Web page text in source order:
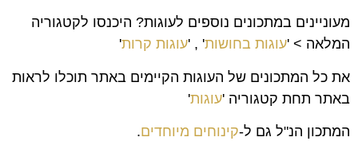
מעוניינים במתכונים נוספים לעוגות? היכנסו לקטגוריה
המלאה > 'עוגות בחושות' , 'עוגות קרות'
את כל המתכונים של העוגות הקיימים באתר תוכלו לראות
באתר תחת קטגוריה 'עוגות'
המתכון הנ"ל גם ל-קינוחים מיוחדים.